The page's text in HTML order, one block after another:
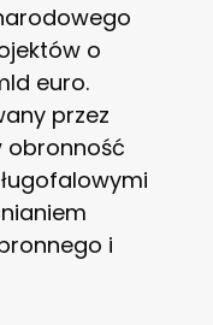
o
euro.
przez
obronność
i